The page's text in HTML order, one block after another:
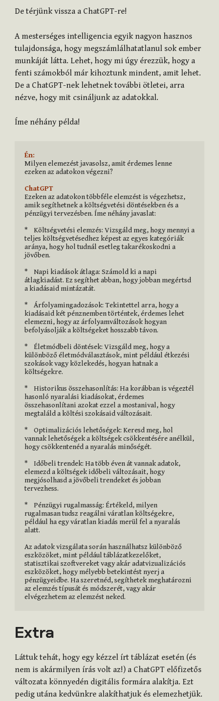
De térjünk vissza a ChatGPT-re!
A mesterséges intelligencia egyik nagyon hasznos
tulajdonsága, hogy megszámlálhatatlanul sok ember
munkáját látta. Lehet, hogy mi úgy érezzük, hogy a
fenti számokból már kihoztunk mindent, amit lehet.
De a ChatGPT-nek lehetnek további ötletei, arra
nézve, hogy mit csináljunk az adatokkal.
Íme néhány példa!
Én:
Milyen elemezést javasolsz, amit érdemes lenne
ezeken az adatokon végezni?
ChatGPT
Ezeken az adatokon többféle elemzést is végezhetsz,
amik segíthetnek a költségvetési döntésekben és a
pénzügyi tervezésben. Íme néhány javaslat:
*    Költségvetési elemzés: Vizsgáld meg, hogy mennyi a
teljes költségvetésedhez képest az egyes kategóriák
aránya, hogy hol tudnál esetleg takarékoskodni a
jövőben.
*    Napi kiadások átlaga: Számold ki a napi
átlagkiadást. Ez segíthet abban, hogy jobban megértsd
a kiadásaid mintázatát.
*    Árfolyamingadozások: Tekintettel arra, hogy a
kiadásaid két pénznemben történtek, érdemes lehet
elemezni, hogy az árfolyamváltozások hogyan
befolyásolják a költségeket hosszabb távon.
*    Életmódbeli döntések: Vizsgáld meg, hogy a
különböző életmódválasztások, mint például étkezési
szokások vagy közlekedés, hogyan hatnak a
költségekre.
*    Historikus összehasonlítás: Ha korábban is végeztél
hasonló nyaralási kiadásokat, érdemes
összehasonlítani azokat ezzel a mostanival, hogy
megtaláld a költési szokásaid változásait.
*    Optimalizációs lehetőségek: Keresd meg, hol
vannak lehetőségek a költségek csökkentésére anélkül,
hogy csökkentenéd a nyaralás minőségét.
*    Időbeli trendek: Ha több éven át vannak adatok,
elemezd a költségek időbeli változásait, hogy
megjósolhasd a jövőbeli trendeket és jobban
tervezhess.
*    Pénzügyi rugalmasság: Értékeld, milyen
rugalmasan tudsz reagálni váratlan költségekre,
például ha egy váratlan kiadás merül fel a nyaralás
alatt.
Az adatok vizsgálata során használhatsz különböző
eszközöket, mint például táblázatkezelőket,
statisztikai szoftvereket vagy akár adatvizualizációs
eszközöket, hogy mélyebb betekintést nyerj a
pénzügyeidbe. Ha szeretnéd, segíthetek meghatározni
az elemzés típusát és módszerét, vagy akár
Extra
Láttuk tehát, hogy egy kézzel írt táblázat esetén (és
nem is akármilyen írás volt az!) a ChatGPT előfizetős
változata könnyedén digitális formára alakítja. Ezt
pedig utána kedvünkre alakíthatjuk és elemezhetjük.